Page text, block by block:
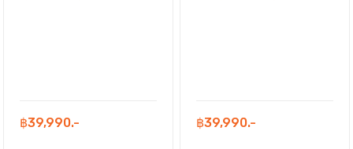
฿39,990.- ฿39,990.-